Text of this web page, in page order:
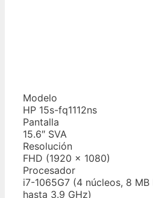
Modelo
HP 15s-fq1112ns
Pantalla
15.6″ SVA
Resolución
FHD (1920 x 1080)
Procesador
i7-1065G7 (4 núcleos, 8 MB
hasta 3.9 GHz)